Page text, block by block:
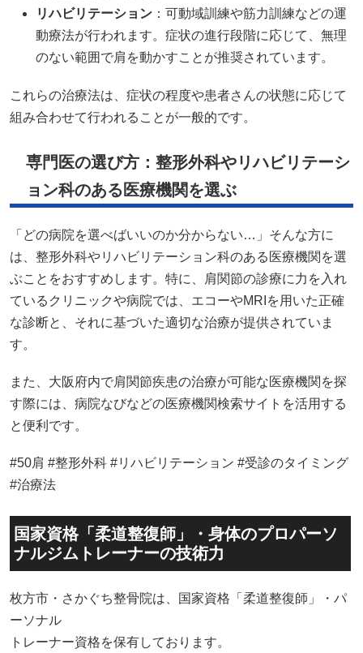
リハビリテーション ：可動域訓練や筋力訓練などの運
動療法が行われます。症状の進行段階に応じて、無理
のない範囲で肩を動かすことが推奨されています。
これらの治療法は、症状の程度や患者さんの状態に応じて
組み合わせて行われることが一般的です。
専門医の選び方：整形外科やリハビリテーシ
ョン科のある医療機関を選ぶ
「どの病院を選べばいいのか分からない…」そんな方に
は、整形外科やリハビリテーション科のある医療機関を選
ぶことをおすすめします。特に、肩関節の診療に力を入れ
ているクリニックや病院では、エコーやMRIを用いた正確
な診断と、それに基づいた適切な治療が提供されていま
す。
また、大阪府内で肩関節疾患の治療が可能な医療機関を探
す際には、 病院なびなどの医療機関検索サイトを活用する
と便利です。
#50肩 #整形外科 #リハビリテーション #受診のタイミング
#治療法
国家資格「柔道整復師」・身体のプロパーソ
ナルジムトレーナーの技術力
枚方市・さかぐち整骨院は、国家資格「柔道整復師」・パ
ーソナル
トレーナー資格を保有しております。